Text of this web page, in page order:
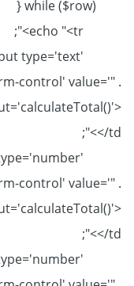
type='text'
control' value='" .
</td>";
control' value='" .
</td>";